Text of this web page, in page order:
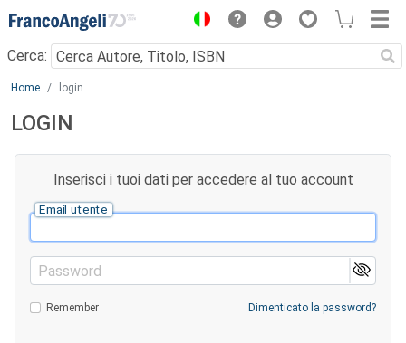
Menu
Cerca:
Main content
Home login
LOGIN
Inserisci i tuoi dati per accedere al tuo account
Email utente
Password
Remember Dimenticato la password?